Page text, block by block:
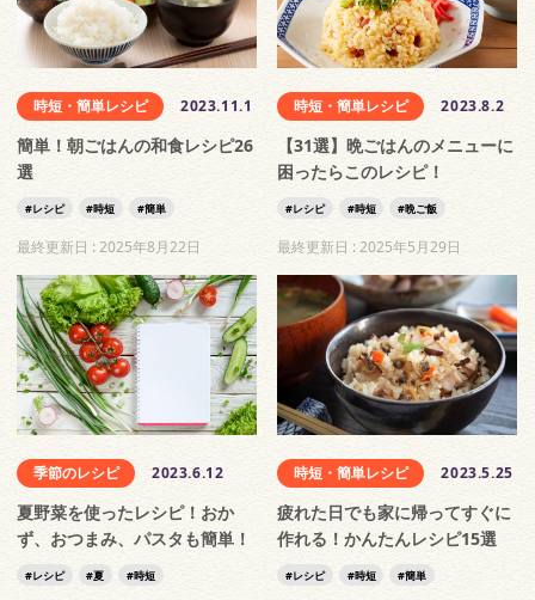
時短・簡単レシピ 2023.11.1
簡単！朝ごはんの和食レシピ26
選
レシピ 時短 簡単
最終更新日 :2025年8月22日
時短・簡単レシピ 2023.8.2
【31選】晩ごはんのメニューに
困ったらこのレシピ！
レシピ 時短 晩ご飯
最終更新日 :2025年5月29日
季節のレシピ 2023.6.12
夏野菜を使ったレシピ！おか
ず、おつまみ、パスタも簡単！
レシピ 夏 時短
時短・簡単レシピ 2023.5.25
疲れた日でも家に帰ってすぐに
作れる！かんたんレシピ15選
レシピ 時短 簡単